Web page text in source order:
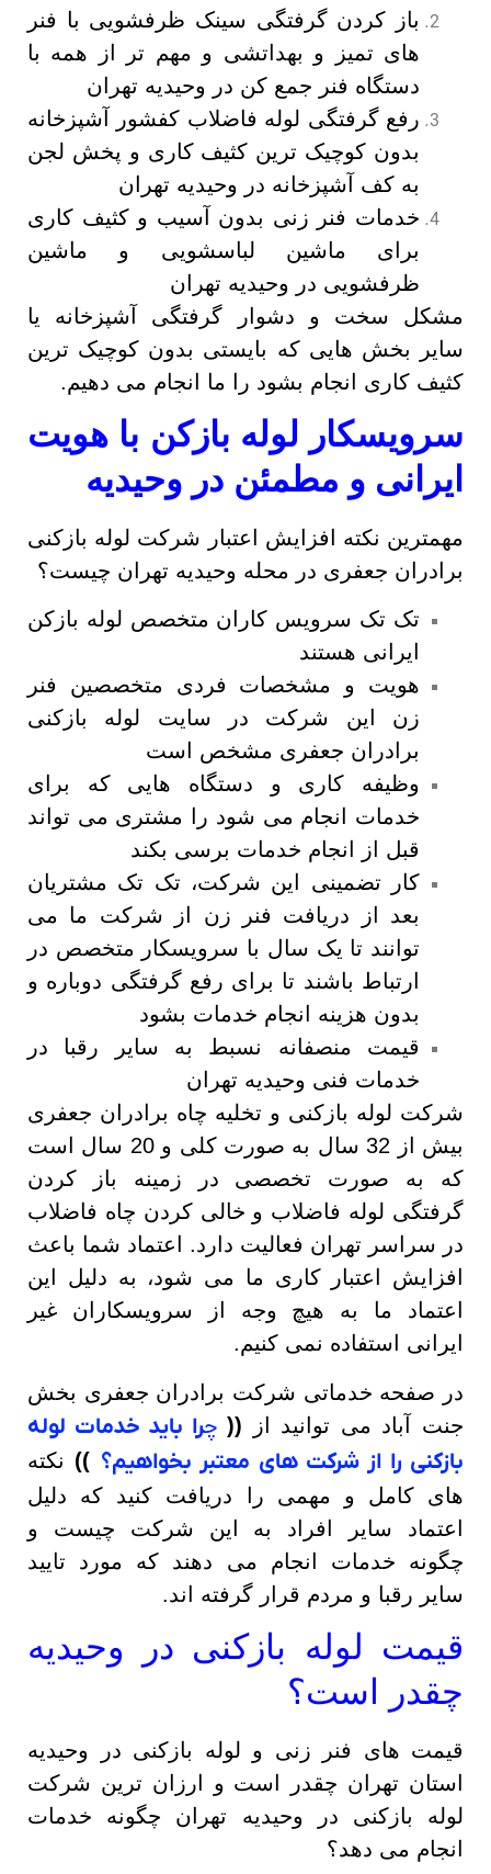
باز کردن گرفتگی سینک ظرفشویی با فنر
های تمیز و بهداتشی و مهم تر از همه با
دستگاه فنر جمع کن در وحیدیه تهران
رفع گرفتگی لوله فاضلاب کفشور آشپزخانه
بدون کوچیک ترین کثیف کاری و پخش لجن
به کف آشپزخانه در وحیدیه تهران
خدمات فنر زنی بدون آسیب و کثیف کاری
برای ماشین لباسشویی و ماشین
ظرفشویی در وحیدیه تهران
مشکل سخت و دشوار گرفتگی آشپزخانه یا
سایر بخش هایی که بایستی بدون کوچیک ترین
کثیف کاری انجام بشود را ما انجام می دهیم.
سرویسکار لوله بازکن با هویت
ایرانی و مطمئن در وحیدیه
مهمترین نکته افزایش اعتبار شرکت لوله بازکنی
برادران جعفری در محله وحیدیه تهران چیست؟
تک تک سرویس کاران متخصص لوله بازکن
ایرانی هستند
هویت و مشخصات فردی متخصصین فنر
زن این شرکت در سایت لوله بازکنی
برادران جعفری مشخص است
وظیفه کاری و دستگاه هایی که برای
خدمات انجام می شود را مشتری می تواند
قبل از انجام خدمات برسی بکند
کار تضمینی این شرکت، تک تک مشتریان
بعد از دریافت فنر زن از شرکت ما می
توانند تا یک سال با سرویسکار متخصص در
ارتباط باشند تا برای رفع گرفتگی دوباره و
بدون هزینه انجام خدمات بشود
قیمت منصفانه نسبط به سایر رقبا در
خدمات فنی وحیدیه تهران
شرکت لوله بازکنی و تخلیه چاه برادران جعفری
بیش از 32 سال به صورت کلی و 20 سال است
که به صورت تخصصی در زمینه باز کردن
گرفتگی لوله فاضلاب و خالی کردن چاه فاضلاب
در سراسر تهران فعالیت دارد. اعتماد شما باعث
افزایش اعتبار کاری ما می شود، به دلیل این
اعتماد ما به هیچ وجه از سرویسکاران غیر
ایرانی استفاده نمی کنیم.
در صفحه خدماتی شرکت برادران جعفری بخش
جنت آباد می توانید از ((چرا باید خدمات لوله
بازکنی را از شرکت های معتبر بخواهیم؟ )) نکته
های کامل و مهمی را دریافت کنید که دلیل
اعتماد سایر افراد به این شرکت چیست و
چگونه خدمات انجام می دهند که مورد تایید
سایر رقبا و مردم قرار گرفته اند.
قیمت لوله بازکنی در وحیدیه
چقدر است؟
قیمت های فنر زنی و لوله بازکنی در وحیدیه
استان تهران چقدر است و ارزان ترین شرکت
لوله بازکنی در وحیدیه تهران چگونه خدمات
انجام می دهد؟